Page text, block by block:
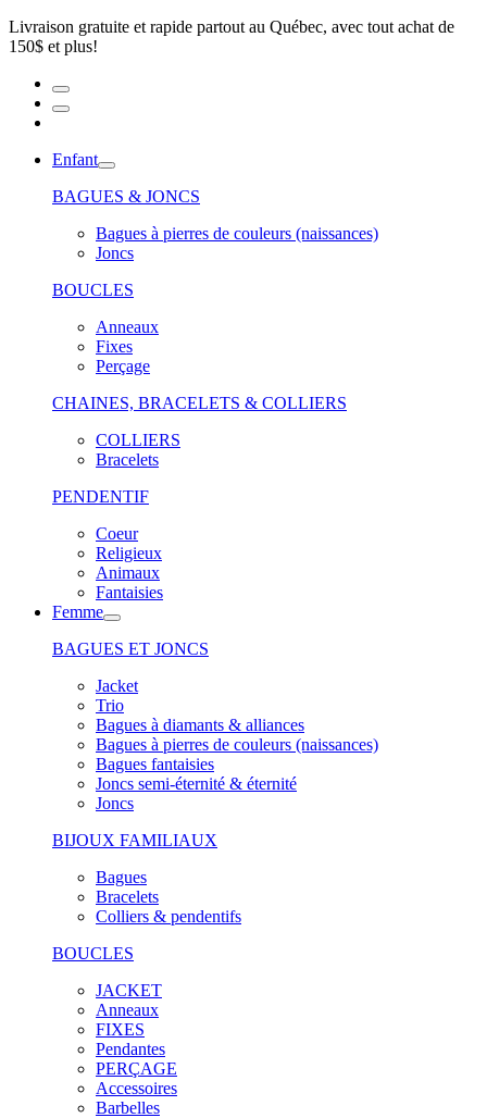
Livraison gratuite et rapide partout au Québec, avec tout achat de
150$ et plus!
Enfant
BAGUES & JONCS
Bagues à pierres de couleurs (naissances)
Joncs
BOUCLES
Anneaux
Fixes
Perçage
CHAINES, BRACELETS & COLLIERS
COLLIERS
Bracelets
PENDENTIF
Coeur
Religieux
Animaux
Fantaisies
Femme
BAGUES ET JONCS
Jacket
Trio
Bagues à diamants & alliances
Bagues à pierres de couleurs (naissances)
Bagues fantaisies
Joncs semi-éternité & éternité
Joncs
BIJOUX FAMILIAUX
Bagues
Bracelets
Colliers & pendentifs
BOUCLES
JACKET
Anneaux
FIXES
Pendantes
PERÇAGE
Accessoires
Barbelles